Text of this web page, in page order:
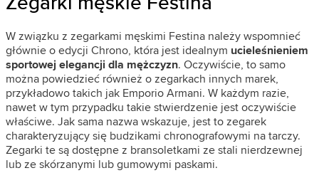
W związku z zegarkami męskimi Festina należy wspomnieć
głównie o edycji Chrono, która jest idealnym ucieleśnieniem
sportowej elegancji dla mężczyzn. Oczywiście, to samo
można powiedzieć również o zegarkach innych marek,
przykładowo takich jak Emporio Armani. W każdym razie,
nawet w tym przypadku takie stwierdzenie jest oczywiście
właściwe. Jak sama nazwa wskazuje, jest to zegarek
charakteryzujący się budzikami chronografowymi na tarczy.
Zegarki te są dostępne z bransoletkami ze stali nierdzewnej
lub ze skórzanymi lub gumowymi paskami.